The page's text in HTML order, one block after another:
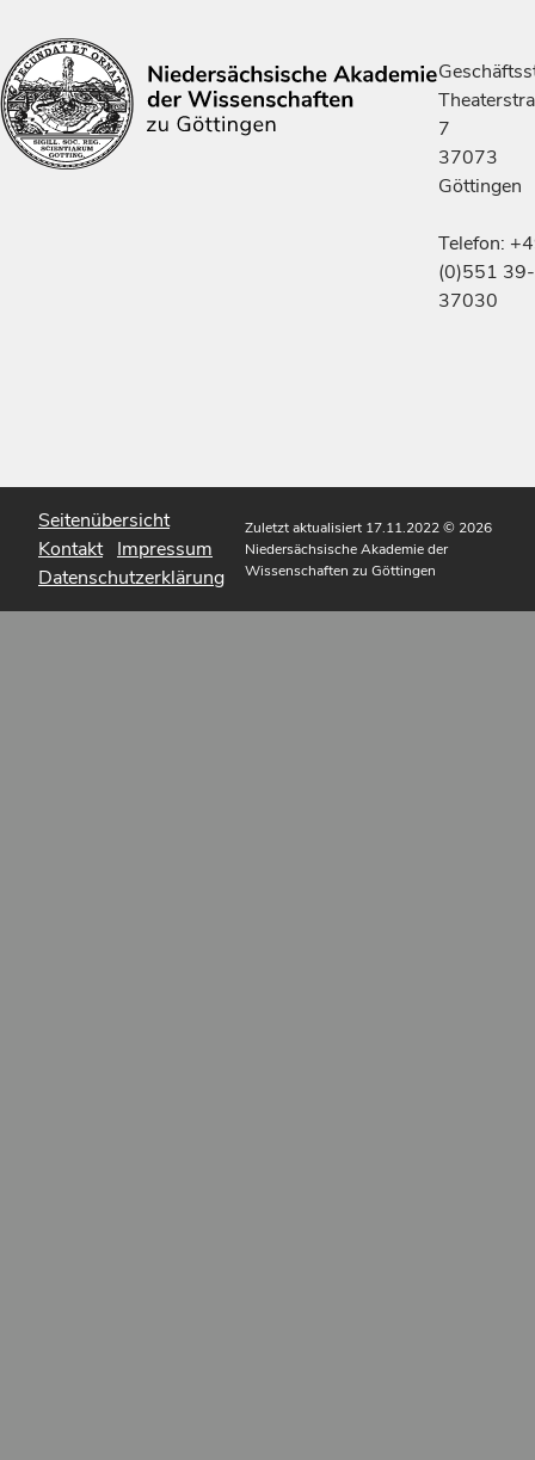
7
37073
Göttingen
Telefon:
(0)551 39-
37030
Seitenübersicht
Kontakt Impressum
Datenschutzerklärung
Zuletzt aktualisiert 17.11.2022© 2026
Niedersächsische Akademie der
Wissenschaften zu Göttingen